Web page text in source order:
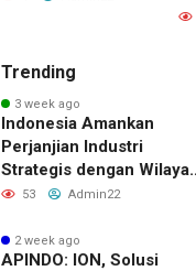
Trending
3 week ago
Indonesia Amankan
Perjanjian Industri
Strategis dengan
Sverdlovsk, Rusia untuk
53 Admin22
2 week ago
APINDO: ION, Solusi